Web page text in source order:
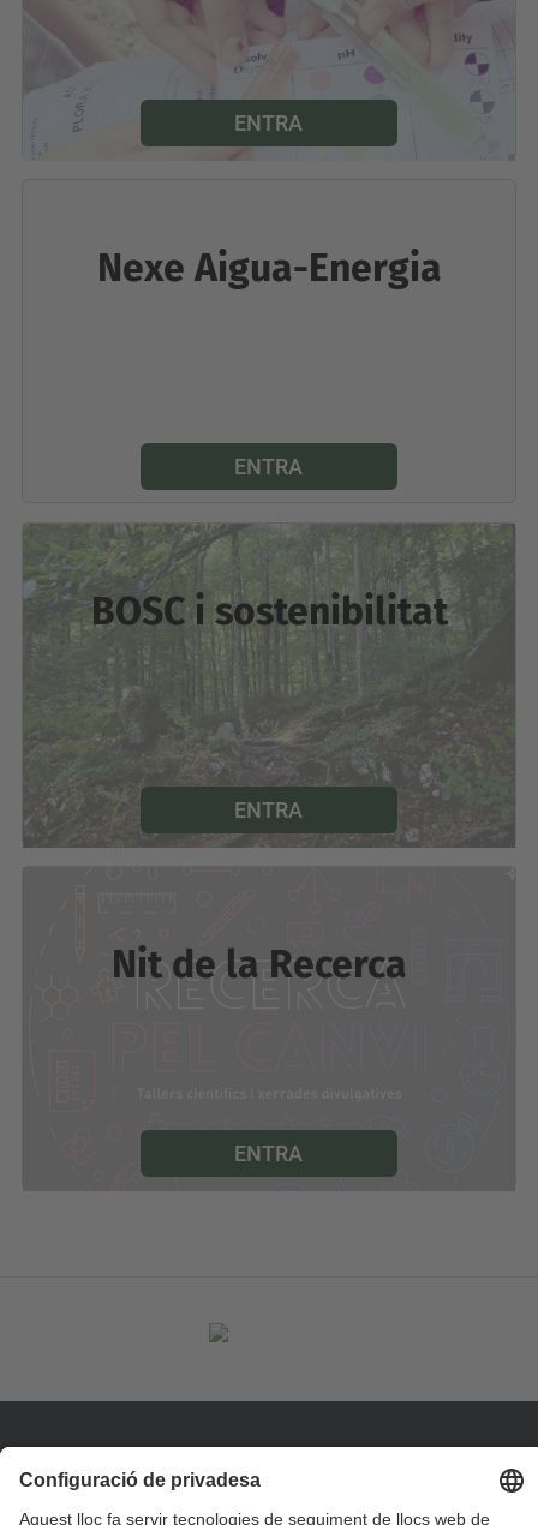
ENTRA
Nexe Aigua-Energia
ENTRA
BOSC i sostenibilitat
ENTRA
Nit de la Recerca
ENTRA
Contacte